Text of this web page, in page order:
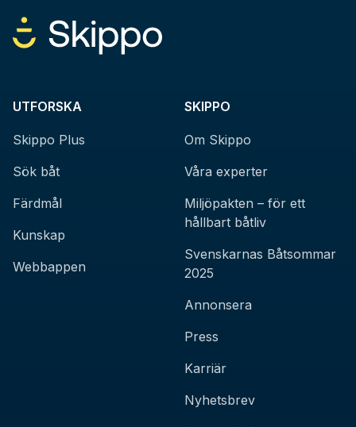
UTFORSKA
Skippo Plus
Sök båt
Färdmål
Kunskap
Webbappen
SKIPPO
Om Skippo
Våra experter
Miljöpakten – för ett
hållbart båtliv
Svenskarnas Båtsommar
2025
Annonsera
Press
Karriär
Nyhetsbrev